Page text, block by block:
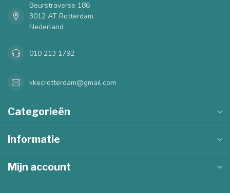
Beurstraverse 186
3012 AT Rotterdam
Nederland
010 213 1792
kkecrotterdam@gmail.com
Categorieën
Informatie
Mijn account